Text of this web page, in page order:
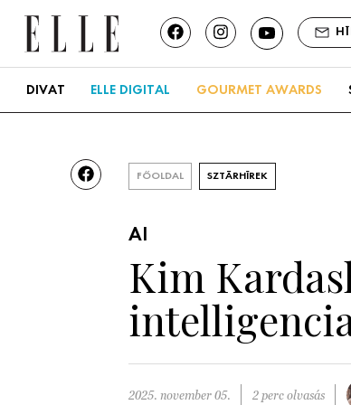
DIVAT ELLE DIGITAL GOURMET AWARDS
FŐOLDAL SZTÁRHÍREK
AI
Kim
2025. november 05. 2 perc olvasás